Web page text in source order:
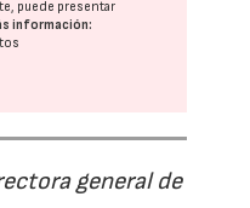
puede presentar
información:
general de